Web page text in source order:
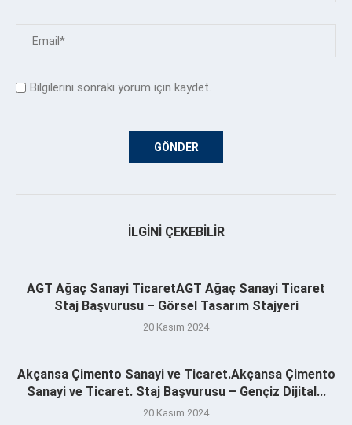
Bilgilerini sonraki yorum için kaydet.
İLGINI ÇEKEBILIR
AGT Ağaç Sanayi TicaretAGT Ağaç Sanayi Ticaret
Staj Başvurusu – Görsel Tasarım Stajyeri
20 Kasım 2024
Akçansa Çimento Sanayi ve Ticaret.Akçansa Çimento
Sanayi ve Ticaret. Staj Başvurusu – Gençiz Dijital...
20 Kasım 2024